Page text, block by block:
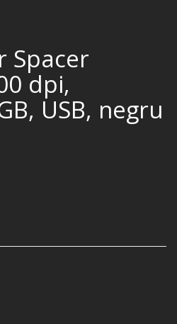
Spacer
dpi,
USB, negru